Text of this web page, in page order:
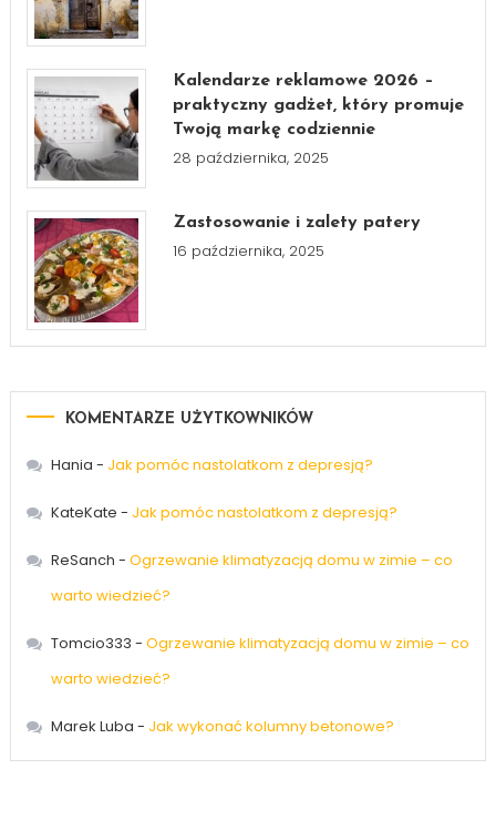
Kalendarze reklamowe 2026 –
praktyczny gadżet, który promuje
Twoją markę codziennie
28 października, 2025
Zastosowanie i zalety patery
16 października, 2025
KOMENTARZE UŻYTKOWNIKÓW
Hania - Jak pomóc nastolatkom z depresją?
KateKate - Jak pomóc nastolatkom z depresją?
ReSanch - Ogrzewanie klimatyzacją domu w zimie – co
warto wiedzieć?
Tomcio333 - Ogrzewanie klimatyzacją domu w zimie – co
warto wiedzieć?
Marek Luba - Jak wykonać kolumny betonowe?